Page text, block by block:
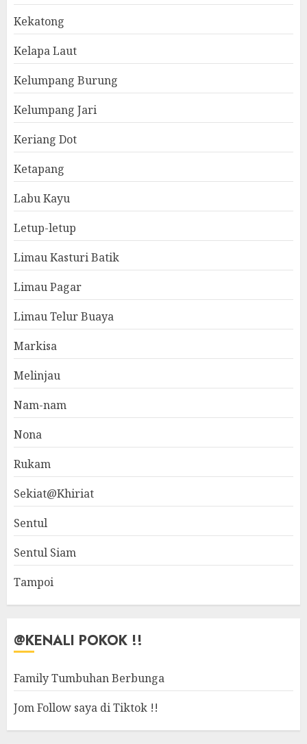
Kekatong
Kelapa Laut
Kelumpang Burung
Kelumpang Jari
Keriang Dot
Ketapang
Labu Kayu
Letup-letup
Limau Kasturi Batik
Limau Pagar
Limau Telur Buaya
Markisa
Melinjau
Nam-nam
Nona
Rukam
Sekiat@Khiriat
Sentul
Sentul Siam
Tampoi
@KENALI POKOK !!
Family Tumbuhan Berbunga
Jom Follow saya di Tiktok !!